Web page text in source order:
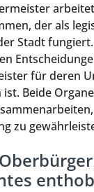
der als
Stadt
für deren
Beide
zu